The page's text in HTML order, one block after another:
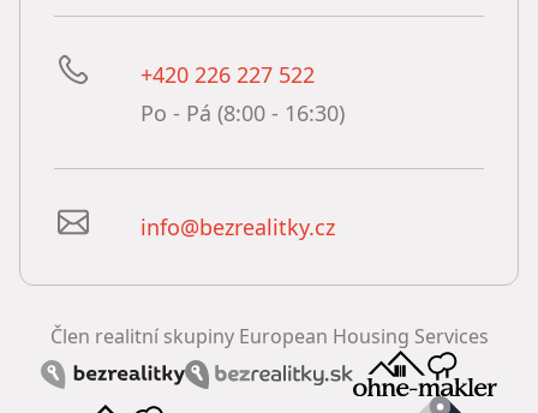
+420 226 227 522
Po - Pá (8:00 - 16:30)
info@bezrealitky.cz
Člen realitní skupiny European Housing Services